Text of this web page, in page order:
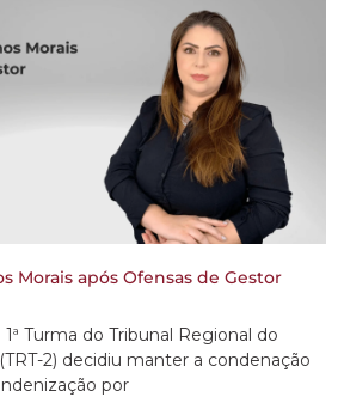
Morais após Ofensas de Gestor
Turma do Tribunal Regional do
2) decidiu manter a condenação
por